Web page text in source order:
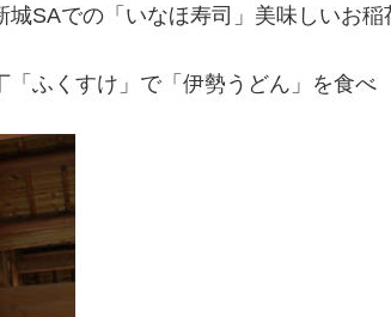
SAでの「いなほ寿司」美味しいお稲
「ふくすけ」で「伊勢うどん」を食べ